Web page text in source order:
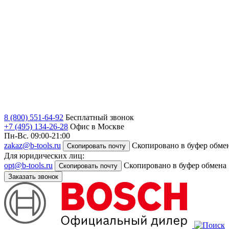
8 (800) 551-64-92 Бесплатный звонок
+7 (495) 134-26-28 Офис в Москве
Пн-Вс. 09:00-21:00
zakaz@b-tools.ru
Скопировать почту
Скопировано в буфер
Для юридических лиц:
opt@b-tools.ru
Скопировать почту Скопировано в буфер обмена
Заказать звонок